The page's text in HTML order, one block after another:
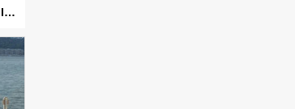
Halil & Sibel Çifti Nişanlandı